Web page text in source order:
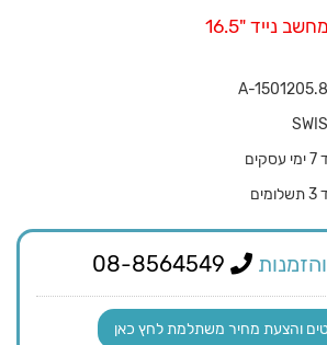
נייד "16.5
A-
והצעת מחיר משתלמת לחץ כאן